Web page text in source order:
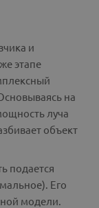
и
этапе
на
луча
объект
подается
Его
модели.